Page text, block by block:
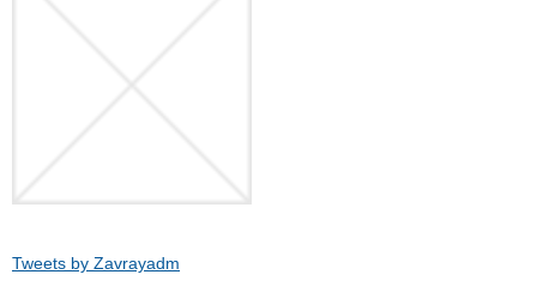
Tweets by Zavrayadm